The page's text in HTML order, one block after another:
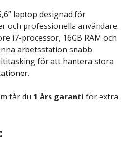
laptop designad för
och professionella användare.
i7-processor, 16GB RAM och
arbetsstation snabb
för att hantera stora
får du 1 års garanti för extra